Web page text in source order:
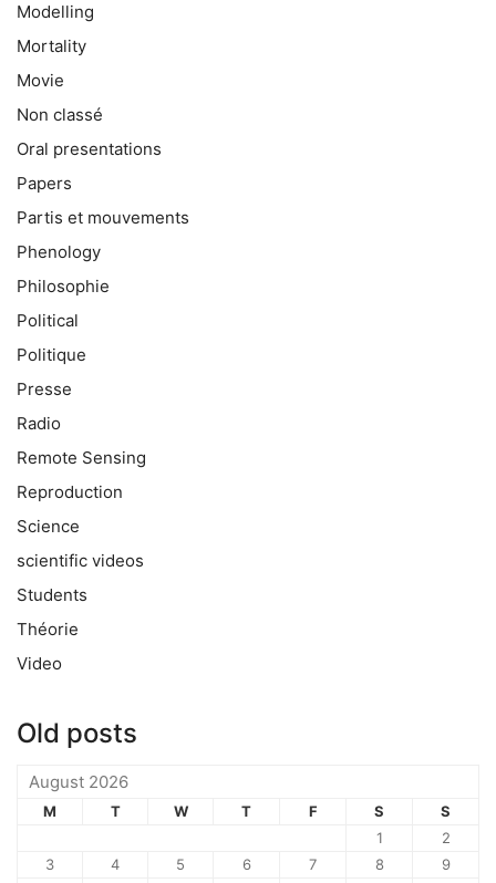
Modelling
Mortality
Movie
Non classé
Oral presentations
Papers
Partis et mouvements
Phenology
Philosophie
Political
Politique
Presse
Radio
Remote Sensing
Reproduction
Science
scientific videos
Students
Théorie
Video
Old posts
August 2026
M T W T F S
S
1
2
3
4 5 6 7 8
9